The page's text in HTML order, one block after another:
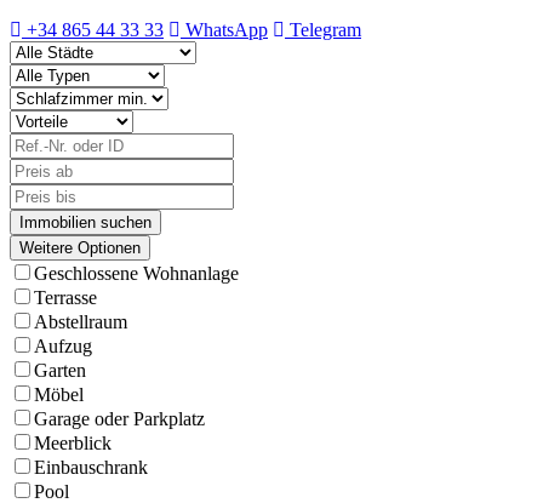
+34 865 44 33 33
WhatsApp Telegram
Weitere Optionen
Geschlossene Wohnanlage
Terrasse
Abstellraum
Aufzug
Garten
Möbel
Garage oder Parkplatz
Meerblick
Einbauschrank
Pool